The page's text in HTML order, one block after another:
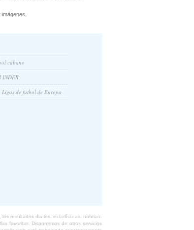
cubano
INDER
Ligas de futbol de Europa
resultados diarios, estadísticas, noticias,
favoritas. Disponemos de otros servicios